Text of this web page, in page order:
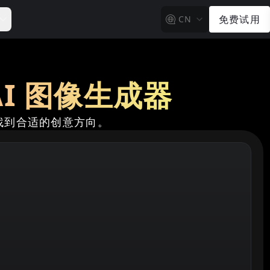
CN 免费试用
图像生成器
合适的创意方向。